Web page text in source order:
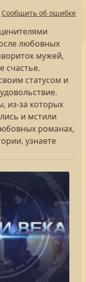
Сообщить об ошибке
любовных
мужей,
счастье.
статусом и
из-за которых
и мстили
романах,
узнаете